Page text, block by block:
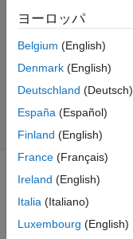
numbers
Awadhesh
Srivastava
185
solvers
If
ヨーロッパ
Belgium (English)
Denmark (English)
Deutschland (Deutsch)
España (Español)
Finland (English)
France (Français)
Ireland (English)
Italia (Italiano)
Luxembourg (English)